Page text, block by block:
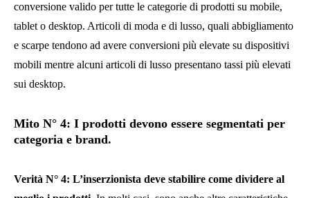
conversione valido per tutte le categorie di prodotti su mobile,
tablet o desktop. Articoli di moda e di lusso, quali abbigliamento
e scarpe tendono ad avere conversioni più elevate su dispositivi
mobili mentre alcuni articoli di lusso presentano tassi più elevati
sui desktop.
Mito N° 4: I prodotti devono essere segmentati per
categoria e brand.
Verità N° 4: L’inserzionista deve stabilire come dividere al